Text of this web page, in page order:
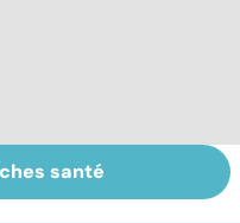
main, un outil
mais fragile
santé